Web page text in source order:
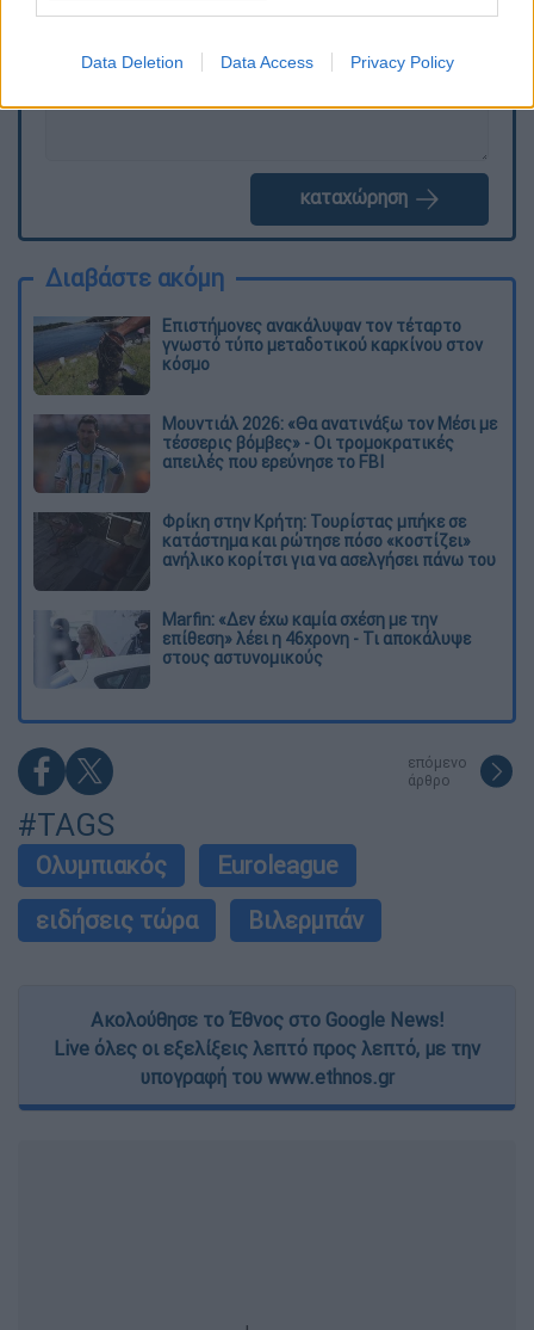
Data Deletion Data Access Privacy Policy
καταχώρηση
Διαβάστε ακόμη
Επιστήμονες ανακάλυψαν τον τέταρτο
γνωστό τύπο μεταδοτικού καρκίνου στον
κόσμο
Μουντιάλ 2026: «Θα ανατινάξω τον Μέσι με
τέσσερις βόμβες» - Οι τρομοκρατικές
απειλές που ερεύνησε το FBI
Φρίκη στην Κρήτη: Τουρίστας μπήκε σε
κατάστημα και ρώτησε πόσο «κοστίζει»
ανήλικο κορίτσι για να ασελγήσει πάνω του
Marfin: «Δεν έχω καμία σχέση με την
επίθεση» λέει η 46χρονη - Τι αποκάλυψε
στους αστυνομικούς
επόμενο
άρθρο
#TAGS
Ολυμπιακός
Euroleague
ειδήσεις τώρα
Βιλερμπάν
Ακολούθησε το Έθνος στο Google News!
Live όλες οι εξελίξεις λεπτό προς λεπτό, με την
υπογραφή του www.ethnos.gr